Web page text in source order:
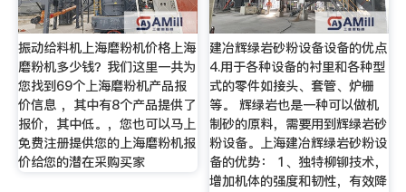
振动给料机上海磨粉机价格上海
磨粉机多少钱？我们这里一共为
您找到69个上海磨粉机产品报
价信息 ，其中有8个产品提供了
报价，其中低。，您也可以马上
免费注册提供您的上海磨粉机报
价给您的潜在采购买家
建冶辉绿岩砂粉设备设备的优点
4.用于各种设备的衬里和各种型
式的零件如接头、套管、炉栅
等。 辉绿岩也是一种可以做机
制砂的原料，需要用到辉绿岩砂
粉设备。上海建冶辉绿岩砂粉设
备的优势： 1、独特柳铆技术，
增加机体的强度和韧性，有效降